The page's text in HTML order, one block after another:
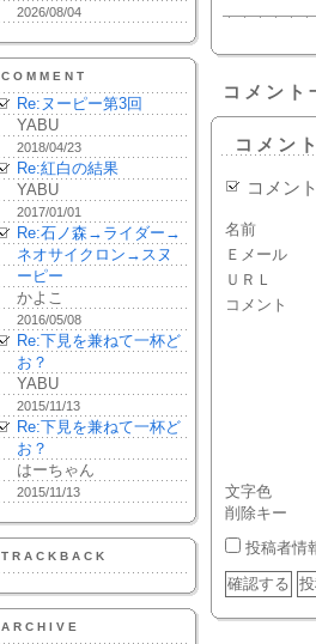
2026/08/04
COMMENT
Re:ヌーピー第3回
YABU
2018/04/23
Re:紅白の結果
YABU
2017/01/01
Re:石ノ森→ライダー→
ネオサイクロン→スヌ
ーピー
かよこ
2016/05/08
Re:下見を兼ねて一杯ど
お？
YABU
2015/11/13
Re:下見を兼ねて一杯ど
お？
はーちゃん
2015/11/13
TRACKBACK
ARCHIVE
コメント
コメン
コメン
名前
Ｅメール
ＵＲＬ
コメント
文字色
削除キー
投稿者情